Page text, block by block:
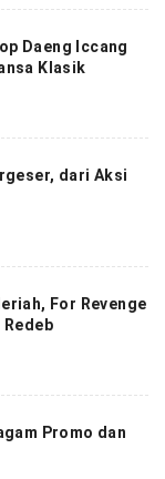
Daeng Iccang
Klasik
dari Aksi
For Revenge
Promo dan